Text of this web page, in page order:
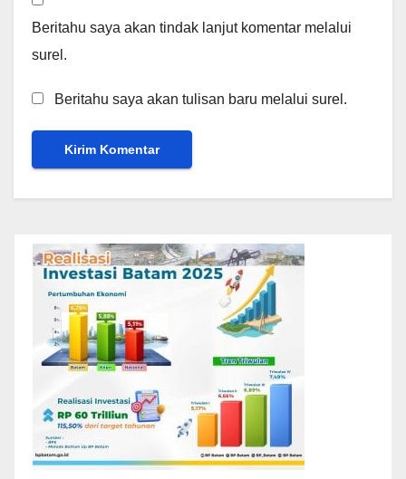
Beritahu saya akan tindak lanjut komentar melalui
surel.
Beritahu saya akan tulisan baru melalui surel.